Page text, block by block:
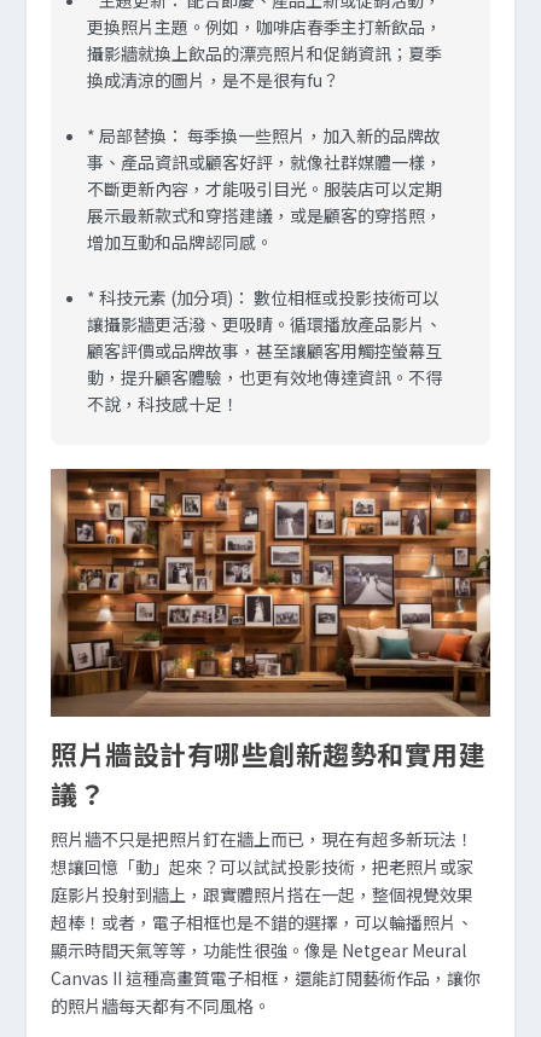
更換照片主題。例如，咖啡店春季主打新飲品，
攝影牆就換上飲品的漂亮照片和促銷資訊；夏季
換成清涼的圖片，是不是很有fu？
*局部替換： 每季換一些照片，加入新的品牌故
事、產品資訊或顧客好評，就像社群媒體一樣，
不斷更新內容，才能吸引目光。服裝店可以定期
展示最新款式和穿搭建議，或是顧客的穿搭照，
增加互動和品牌認同感。
*科技元素 (加分項)： 數位相框或投影技術可以
讓攝影牆更活潑、更吸睛。循環播放產品影片、
顧客評價或品牌故事，甚至讓顧客用觸控螢幕互
動，提升顧客體驗，也更有效地傳達資訊。不得
不說，科技感十足！
照片牆設計有哪些創新趨勢和實用建
議？
照片牆不只是把照片釘在牆上而已，現在有超多新玩法！
想讓回憶「動」起來？可以試試投影技術，把老照片或家
庭影片投射到牆上，跟實體照片搭在一起，整個視覺效果
超棒！或者，電子相框也是不錯的選擇，可以輪播照片、
顯示時間天氣等等，功能性很強。像是 Netgear Meural
Canvas II 這種高畫質電子相框，還能訂閱藝術作品，讓你
的照片牆每天都有不同風格。